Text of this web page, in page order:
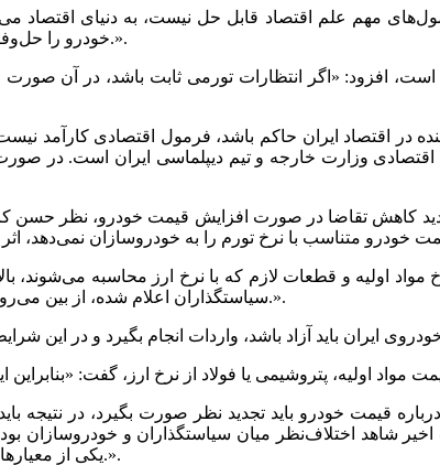
مهم علم اقتصاد قابل حل نیست، به دنیای اقتصاد
خودرو را حل‌وفصل کرد، تاثیر این نسخه‌ها حدود 20 تا 30 درصد و کوتاه‌مدت است.».
افزود: «اگر انتظارات تورمی ثابت باشد، در آن صورت
در اقتصاد ایران حاکم باشد، فرمول اقتصادی کارآمد
اقتصادی وزارت خارجه و تیم دیپلماسی ایران است. در
کاهش تقاضا در صورت افزایش قیمت خودرو، نظر حسن
سیاستگذاران اعلام شده، از بین می‌رود. بنابراین قیمت خودرو باید متناسب با مقتضیات روز افزایش یابد.».
پرسش که با توجه به مصوبه شورای رقابت هر ۶ ماه یکبار درباره قیمت خودرو باید
شاهد اختلاف‌نظر میان سیاستگذاران و خودروسازان
یکی از معیارهای تعیین‌کننده قیمت خودرو است، باید در انتظار افزایش بها باشیم.».